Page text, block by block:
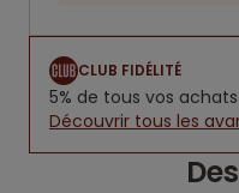
CLUB FIDÉLITÉ
5% de tous vos
Découvrir tous les